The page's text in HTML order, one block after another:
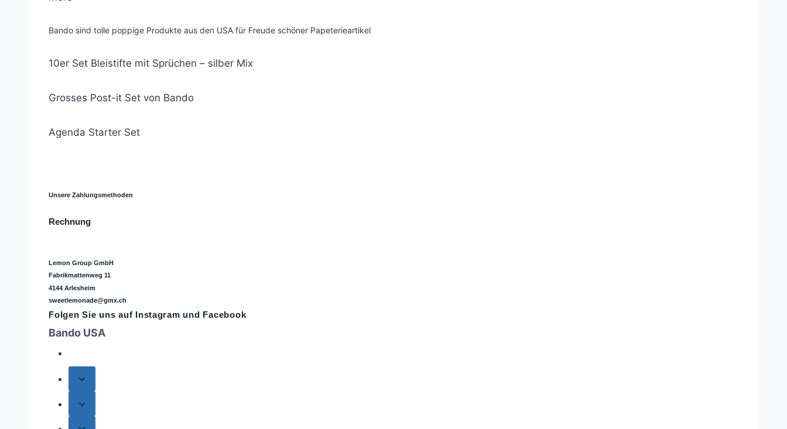
Bando sind tolle poppige Produkte aus den USA für Freude schöner Papeterieartikel
10er Set Bleistifte mit Sprüchen – silber Mix
Grosses Post-it Set von Bando
Agenda Starter Set
Unsere Zahlungsmethoden
Rechnung
Lemon Group GmbH
Fabrikmattenweg 11
4144 Arlesheim
sweetlemonade@gmx.ch
Folgen Sie uns auf Instagram und Facebook
Bando USA